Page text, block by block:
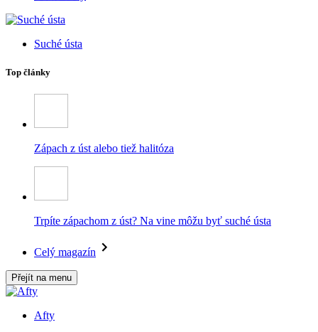
Suché ústa
Top články
Zápach z úst alebo tiež halitóza
Trpíte zápachom z úst? Na vine môžu byť suché ústa
Celý magazín
Přejít na menu
Afty